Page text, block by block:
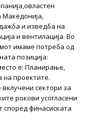
Македонија,
и изведба на
и вентилација. Во
имаме потреба од
позиција:
е: Планирање,
на проектите.
сектори за
рокови усогласени
според финасиската